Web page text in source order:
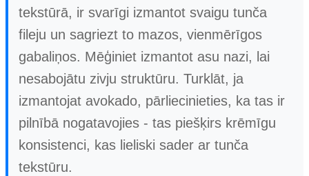
tekstūrā, ir svarīgi izmantot svaigu tunča
fileju un sagriezt to mazos, vienmērīgos
gabaliņos. Mēģiniet izmantot asu nazi, lai
nesabojātu zivju struktūru. Turklāt, ja
izmantojat avokado, pārliecinieties, ka tas ir
pilnībā nogatavojies - tas piešķirs krēmīgu
konsistenci, kas lieliski sader ar tunča
tekstūru.